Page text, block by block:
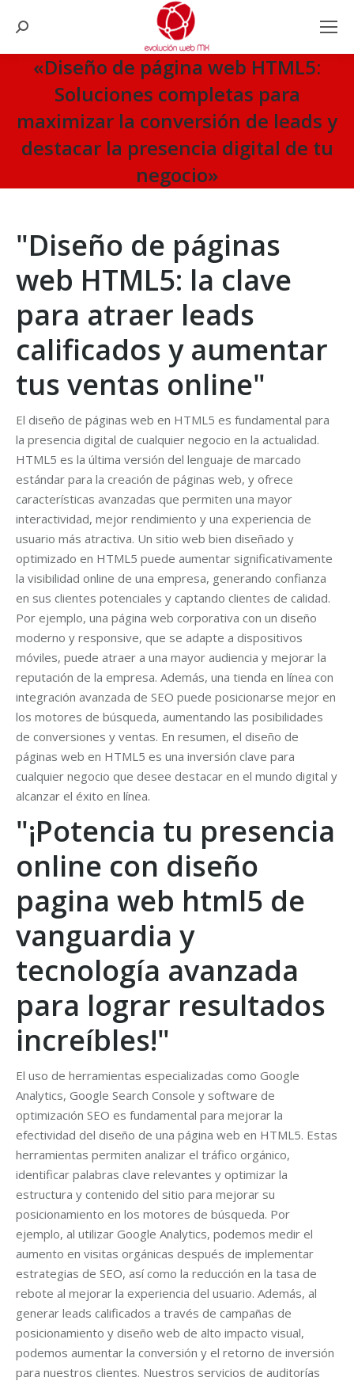
Search:
«Diseño de página web HTML5:
Soluciones completas para
maximizar la conversión de leads y
destacar la presencia digital de tu
negocio»
"Diseño de páginas
web HTML5: la clave
para atraer leads
calificados y aumentar
tus ventas online"
El diseño de páginas web en HTML5 es fundamental para
la presencia digital de cualquier negocio en la actualidad.
HTML5 es la última versión del lenguaje de marcado
estándar para la creación de páginas web, y ofrece
características avanzadas que permiten una mayor
interactividad, mejor rendimiento y una experiencia de
usuario más atractiva. Un sitio web bien diseñado y
optimizado en HTML5 puede aumentar significativamente
la visibilidad online de una empresa, generando confianza
en sus clientes potenciales y captando clientes de calidad.
Por ejemplo, una página web corporativa con un diseño
moderno y responsive, que se adapte a dispositivos
móviles, puede atraer a una mayor audiencia y mejorar la
reputación de la empresa. Además, una tienda en línea con
integración avanzada de SEO puede posicionarse mejor en
los motores de búsqueda, aumentando las posibilidades
de conversiones y ventas. En resumen, el diseño de
páginas web en HTML5 es una inversión clave para
cualquier negocio que desee destacar en el mundo digital y
alcanzar el éxito en línea.
"¡Potencia tu presencia
online con diseño
pagina web html5 de
vanguardia y
tecnología avanzada
para lograr resultados
increíbles!"
El uso de herramientas especializadas como Google
Analytics, Google Search Console y software de
optimización SEO es fundamental para mejorar la
efectividad del diseño de una página web en HTML5. Estas
herramientas permiten analizar el tráfico orgánico,
identificar palabras clave relevantes y optimizar la
estructura y contenido del sitio para mejorar su
posicionamiento en los motores de búsqueda. Por
ejemplo, al utilizar Google Analytics, podemos medir el
aumento en visitas orgánicas después de implementar
estrategias de SEO, así como la reducción en la tasa de
rebote al mejorar la experiencia del usuario. Además, al
generar leads calificados a través de campañas de
posicionamiento y diseño web de alto impacto visual,
podemos aumentar la conversión y el retorno de inversión
para nuestros clientes. Nuestros servicios de auditorías